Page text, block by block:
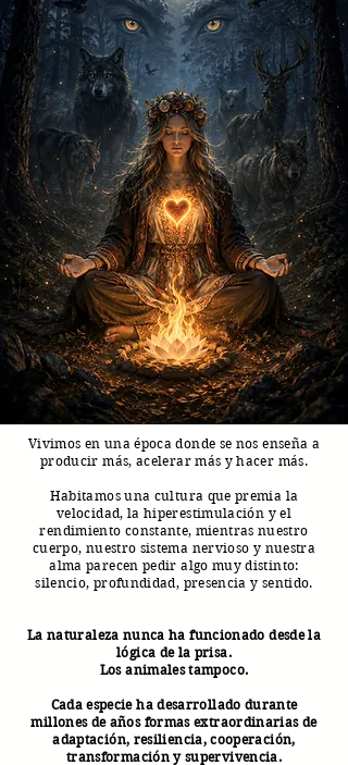
Vivimos en una época donde se nos enseña a
producir más, acelerar más y hacer más.
Habitamos una cultura que premia la
velocidad, la hiperestimulación y el
rendimiento constante, mientras nuestro
cuerpo, nuestro sistema nervioso y nuestra
alma parecen pedir algo muy distinto:
silencio, profundidad, presencia y sentido.
La naturaleza nunca ha funcionado desde la
lógica de la prisa.
Los animales tampoco.
Cada especie ha desarrollado durante
millones de años formas extraordinarias de
adaptación, resiliencia, cooperación,
transformación y supervivencia.